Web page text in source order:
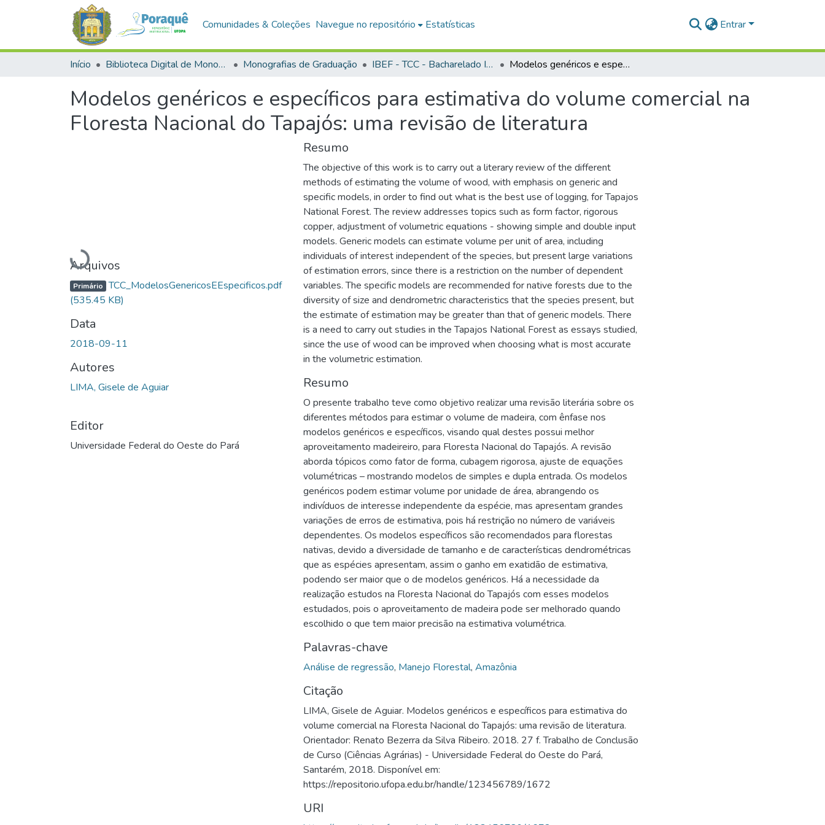
Comunidades & Coleções Navegue no repositório Estatísticas Entrar
Início Biblioteca Digital de Monografias (BDM) Monografias de Graduação IBEF - TCC - Bacharelado Interdisciplinar em Ciências Agrárias Modelos genéricos e específicos para estimativa do volume comercial na Floresta Nacional do Tapajós: uma revisão de literatura
Modelos genéricos e específicos para estimativa do volume comercial na
Floresta Nacional do Tapajós: uma revisão de literatura
Carregando...
Arquivos
Primário TCC_ModelosGenericosEEspecificos.pdf
(535.45 KB)
Data
2018-09-11
Autores
LIMA, Gisele de Aguiar
Editor
Universidade Federal do Oeste do Pará
Resumo
The objective of this work is to carry out a literary review of the different
methods of estimating the volume of wood, with emphasis on generic and
specific models, in order to find out what is the best use of logging, for Tapajos
National Forest. The review addresses topics such as form factor, rigorous
copper, adjustment of volumetric equations - showing simple and double input
models. Generic models can estimate volume per unit of area, including
individuals of interest independent of the species, but present large variations
of estimation errors, since there is a restriction on the number of dependent
variables. The specific models are recommended for native forests due to the
diversity of size and dendrometric characteristics that the species present, but
the estimate of estimation may be greater than that of generic models. There
is a need to carry out studies in the Tapajos National Forest as essays studied,
since the use of wood can be improved when choosing what is most accurate
in the volumetric estimation.
Resumo
O presente trabalho teve como objetivo realizar uma revisão literária sobre os
diferentes métodos para estimar o volume de madeira, com ênfase nos
modelos genéricos e específicos, visando qual destes possui melhor
aproveitamento madeireiro, para Floresta Nacional do Tapajós. A revisão
aborda tópicos como fator de forma, cubagem rigorosa, ajuste de equações
volumétricas – mostrando modelos de simples e dupla entrada. Os modelos
genéricos podem estimar volume por unidade de área, abrangendo os
indivíduos de interesse independente da espécie, mas apresentam grandes
variações de erros de estimativa, pois há restrição no número de variáveis
dependentes. Os modelos específicos são recomendados para florestas
nativas, devido a diversidade de tamanho e de características dendrométricas
que as espécies apresentam, assim o ganho em exatidão de estimativa,
podendo ser maior que o de modelos genéricos. Há a necessidade da
realização estudos na Floresta Nacional do Tapajós com esses modelos
estudados, pois o aproveitamento de madeira pode ser melhorado quando
escolhido o que tem maior precisão na estimativa volumétrica.
Palavras-chave
Análise de regressão, Manejo Florestal, Amazônia
Citação
LIMA, Gisele de Aguiar. Modelos genéricos e específicos para estimativa do
volume comercial na Floresta Nacional do Tapajós: uma revisão de literatura.
Orientador: Renato Bezerra da Silva Ribeiro. 2018. 27 f. Trabalho de Conclusão
de Curso (Ciências Agrárias) - Universidade Federal do Oeste do Pará,
Santarém, 2018. Disponível em:
https://repositorio.ufopa.edu.br/handle/123456789/1672
URI